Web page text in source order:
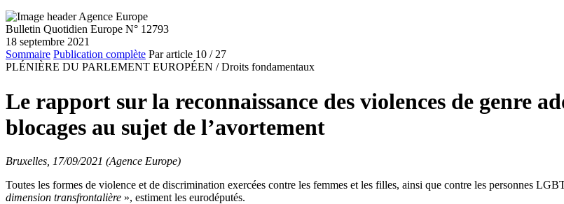
Bulletin Quotidien Europe N° 12793
18 septembre 2021
Sommaire Publication complète Par article 10 / 27
PLÉNIÈRE DU PARLEMENT EUROPÉEN / Droits fondamentaux
Le rapport sur la reconnaissance des violences de genre
blocages au sujet de l’avortement
Bruxelles, 17/09/2021 (Agence Europe)
Toutes les formes de violence et de discrimination exercées contre les femmes et les filles, ainsi que contre les personnes
dimension transfrontalière », estiment les eurodéputés.